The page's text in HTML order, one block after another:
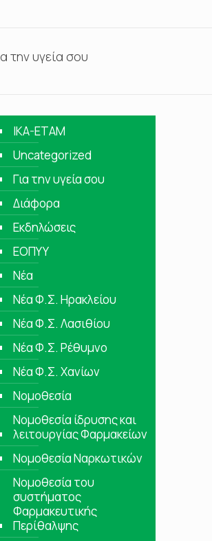
την υγεία σου
IKA-ETAM
Uncategorized
Για την υγεία σου
Διάφορα
Εκδηλώσεις
ΕΟΠΥΥ
Νέα
Νέα Φ.Σ. Ηρακλείου
Νέα Φ.Σ. Λασιθίου
Νέα Φ.Σ. Ρέθυμνο
Νέα Φ.Σ. Χανίων
Νομοθεσία
Νομοθεσία ίδρυσης και
λειτουργίας Φαρμακείων
Νομοθεσία Ναρκωτικών
Νομοθεσία του
συστήματος
Φαρμακευτικής
Περίθαλψης